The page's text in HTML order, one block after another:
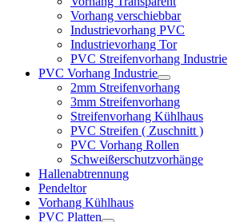
Vorhang verschiebbar
Industrievorhang PVC
Industrievorhang Tor
PVC Streifenvorhang Industrie
PVC Vorhang Industrie
2mm Streifenvorhang
3mm Streifenvorhang
Streifenvorhang Kühlhaus
PVC Streifen ( Zuschnitt )
PVC Vorhang Rollen
Schweißerschutzvorhänge
Hallenabtrennung
Pendeltor
Vorhang Kühlhaus
PVC Platten